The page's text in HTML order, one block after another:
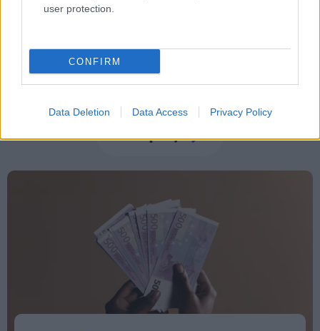
user protection.
CONFIRM
Data Deletion Data Access Privacy Policy
Κόσμος